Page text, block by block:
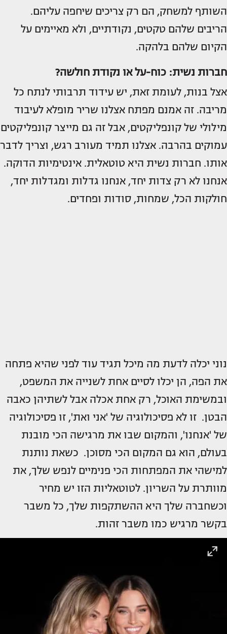
השותף למשחק, הם רק צריכים שיחפה עליהם.
הריבים שלהם טקטים, נקודתיים, ולא מאיימים על
הקיום שלהם בלהקה.
חברות נשית: כוח-על או נקודת חולשה?
אצל בנות, לעומת זאת, יש עידוד תרבותי לנתח כל
מריבה. זה אמנם מפתח אצלנו שריר מופלא לעיבוד
מילולי של קונפליקטים, אבל זה גם מייצר קונפליקטים
עמוקים בהרבה. אצלנו תמיד מעורב רגש, וצריך לדבר
אותו. חברות נשית היא טוטאלית. אינטימיות הדוקה.
אנחנו לא רק צדות יחד, אנחנו גדלות ומגדלות יחד,
חולקות הכל, שמחות, סודות ופחדים.
נוני יכלה לדעת מה מיכל תגיד עוד לפני שהיא פתחה
את הפה, הן יכלו לסיים אחת לשנייה את המשפט,
ובמשימת האוכל, רק אחת אכלה אבל לשתיהן כאבה
הבטן. זו לא פסיכולוגיה של 'אני ואת', זו פסיכולוגיה
של 'אנחנו', והמקום שבו את מרגישה הכי מובנת
בעולם, הוא גם המקום הכי מסוכן. כשאת נותנת
למישהי את המפתחות הכי פנימיים לנפש שלך, את
מוותרת על השריון. לטוטאליות הזו יש מחיר
וכשחברה שלך היא ההשתקפות שלך, כל משבר
בקשר מרגיש כמו משבר זהות.